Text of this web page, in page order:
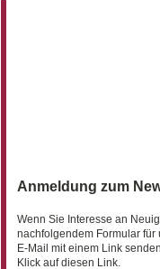
Anmeldung zum
Wenn Sie Interesse an
nachfolgendem Formular
E-Mail mit einem Link
Klick auf diesen Link.